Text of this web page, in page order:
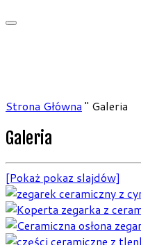
Strona Główna " Galeria
Galeria
[Pokaż pokaz slajdów]